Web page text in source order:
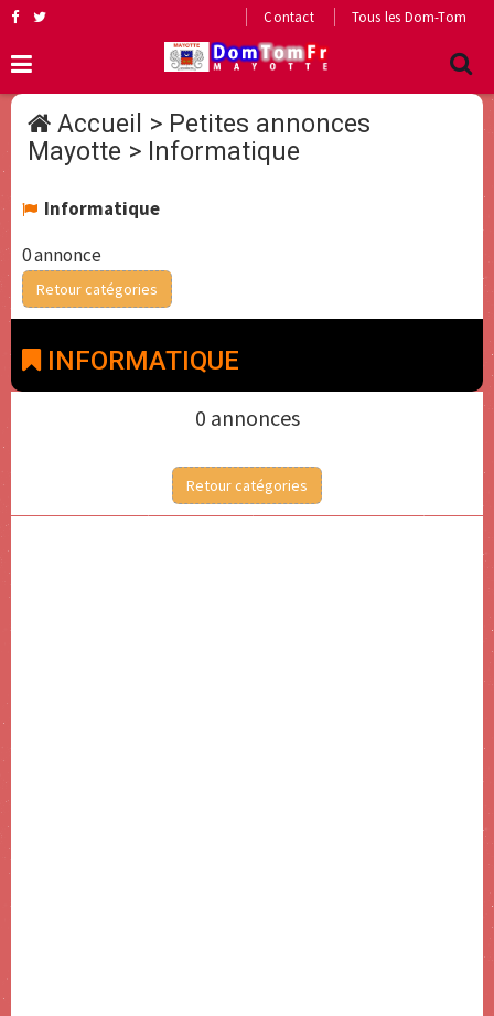
Contact Tous les Dom-Tom
Accueil > Petites annonces
Mayotte > Informatique
Informatique
0 annonce
Retour catégories
INFORMATIQUE
0 annonces
Retour catégories